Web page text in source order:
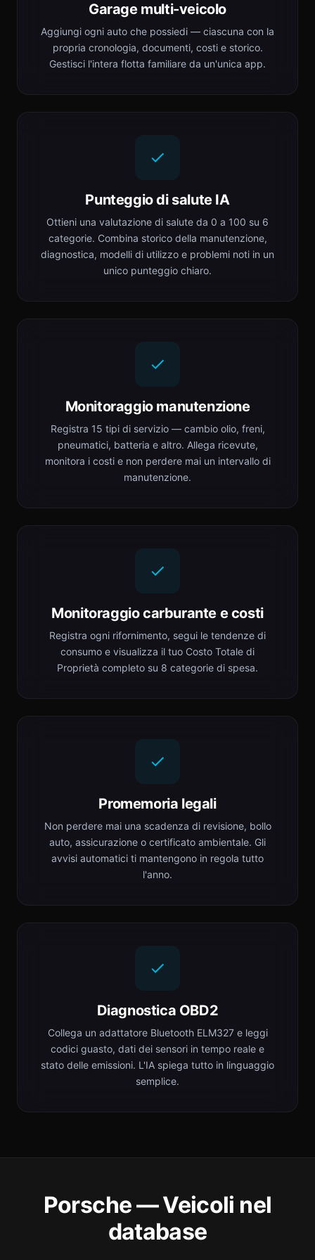
Garage multi-veicolo
Aggiungi ogni auto che possiedi — ciascuna con la
propria cronologia, documenti, costi e storico.
Gestisci l'intera flotta familiare da un'unica app.
Punteggio di salute IA
Ottieni una valutazione di salute da 0 a 100 su 6
categorie. Combina storico della manutenzione,
diagnostica, modelli di utilizzo e problemi noti in un
unico punteggio chiaro.
Monitoraggio manutenzione
Registra 15 tipi di servizio — cambio olio, freni,
pneumatici, batteria e altro. Allega ricevute,
monitora i costi e non perdere mai un intervallo di
manutenzione.
Monitoraggio carburante e costi
Registra ogni rifornimento, segui le tendenze di
consumo e visualizza il tuo Costo Totale di
Proprietà completo su 8 categorie di spesa.
Promemoria legali
Non perdere mai una scadenza di revisione, bollo
auto, assicurazione o certificato ambientale. Gli
avvisi automatici ti mantengono in regola tutto
l'anno.
Diagnostica OBD2
Collega un adattatore Bluetooth ELM327 e leggi
codici guasto, dati dei sensori in tempo reale e
stato delle emissioni. L'IA spiega tutto in linguaggio
semplice.
Porsche — Veicoli nel
database